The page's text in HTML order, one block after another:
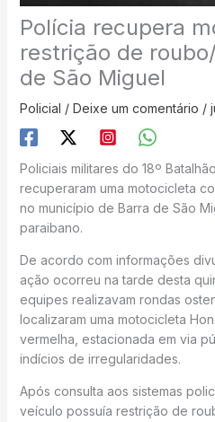
Polícia recupera
restrição de
de São Miguel
Policial / Deixe um comentário /
Policiais militares do 18º
recuperaram uma motocicleta
no município de Barra de São
paraibano.
De acordo com informações
ação ocorreu na tarde desta
equipes realizavam rondas
localizaram uma motocicleta
vermelha, estacionada em via
indícios de irregularidades.
Após consulta aos sistemas
veículo possuía restrição de